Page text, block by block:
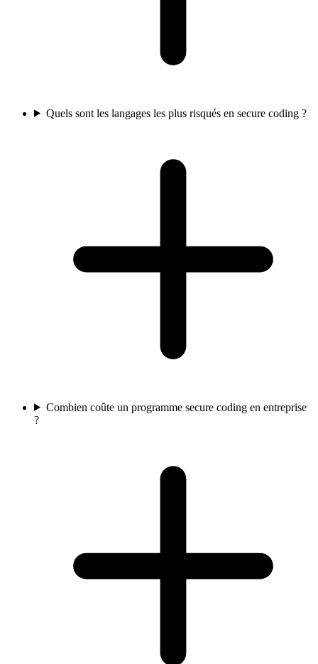
Quels sont les langages les plus risqués en secure coding ?
Combien coûte un programme secure coding en entreprise
?